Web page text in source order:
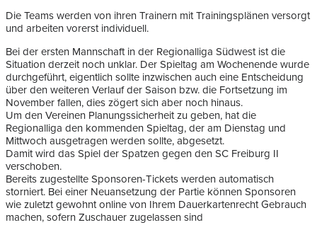
Die Teams werden von ihren Trainern mit Trainingsplänen versorgt
und arbeiten vorerst individuell.
Bei der ersten Mannschaft in der Regionalliga Südwest ist die
Situation derzeit noch unklar. Der Spieltag am Wochenende wurde
durchgeführt, eigentlich sollte inzwischen auch eine Entscheidung
über den weiteren Verlauf der Saison bzw. die Fortsetzung im
November fallen, dies zögert sich aber noch hinaus.
Um den Vereinen Planungssicherheit zu geben, hat die
Regionalliga den kommenden Spieltag, der am Dienstag und
Mittwoch ausgetragen werden sollte, abgesetzt.
Damit wird das Spiel der Spatzen gegen den SC Freiburg II
verschoben.
Bereits zugestellte Sponsoren-Tickets werden automatisch
storniert. Bei einer Neuansetzung der Partie können Sponsoren
wie zuletzt gewohnt online von Ihrem Dauerkartenrecht Gebrauch
machen, sofern Zuschauer zugelassen sind